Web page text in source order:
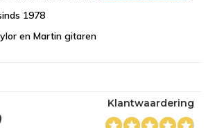
1978
en Martin gitaren
Klantwaardering